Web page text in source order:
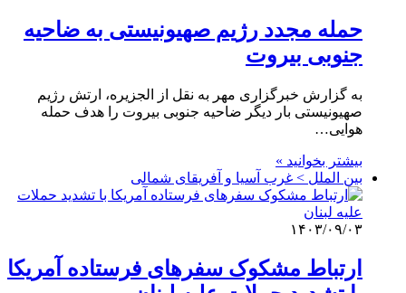
حمله مجدد رژیم صهیونیستی به ضاحیه
جنوبی بیروت
به گزارش خبرگزاری مهر به نقل از الجزیره، ارتش رژیم
صهیونیستی بار دیگر ضاحیه جنوبی بیروت را هدف حمله
هوایی…
بیشتر بخوانید »
بین الملل > غرب آسیا و آفریقای شمالی
۱۴۰۳/۰۹/۰۳
ارتباط مشکوک سفرهای فرستاده آمریکا